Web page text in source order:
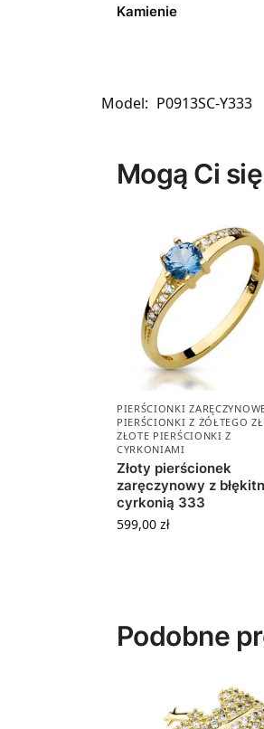
Kamienie
Model: P0913SC-Y333
Mogą Ci
PIERŚCIONKI
PIERŚCIONKI Z ŻÓŁTEGO
ZŁOTE PIERŚCIONKI Z
CYRKONIAMI
Złoty pierścionek
zaręczynowy z
cyrkonią 333
599,00 zł
Podobne